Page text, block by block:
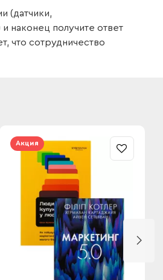
(датчики,
наконец получите ответ
что сотрудничество
Акция